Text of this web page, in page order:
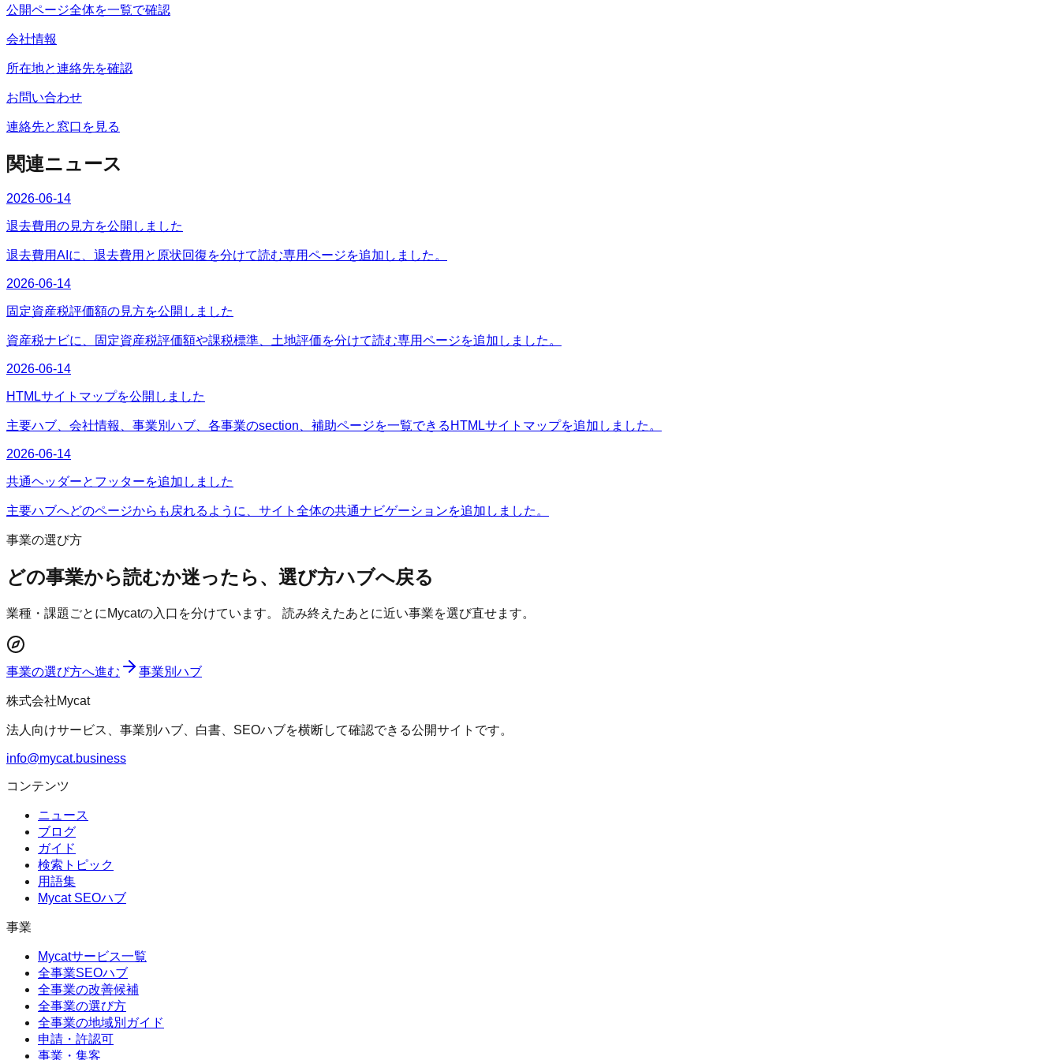
公開ページ全体を一覧で確認
会社情報
所在地と連絡先を確認
お問い合わせ
連絡先と窓口を見る
関連ニュース
2026-06-14
退去費用の見方を公開しました
退去費用AIに、退去費用と原状回復を分けて読む専用ページを追加しました。
2026-06-14
固定資産税評価額の見方を公開しました
資産税ナビに、固定資産税評価額や課税標準、土地評価を分けて読む専用ページを追加しました。
2026-06-14
HTMLサイトマップを公開しました
主要ハブ、会社情報、事業別ハブ、各事業のsection、補助ページを一覧できるHTMLサイトマップを追加しました。
2026-06-14
共通ヘッダーとフッターを追加しました
主要ハブへどのページからも戻れるように、サイト全体の共通ナビゲーションを追加しました。
事業の選び方
どの事業から読むか迷ったら、選び方ハブへ戻る
業種・課題ごとにMycatの入口を分けています。 読み終えたあとに近い事業を選び直せます。
事業の選び方へ進む 事業別ハブ
株式会社Mycat
法人向けサービス、事業別ハブ、白書、SEOハブを横断して確認できる公開サイトです。
info@mycat.business
コンテンツ
ニュース
ブログ
ガイド
検索トピック
用語集
Mycat SEOハブ
事業
Mycatサービス一覧
全事業SEOハブ
全事業の改善候補
全事業の選び方
全事業の地域別ガイド
申請・許認可
事業・集客